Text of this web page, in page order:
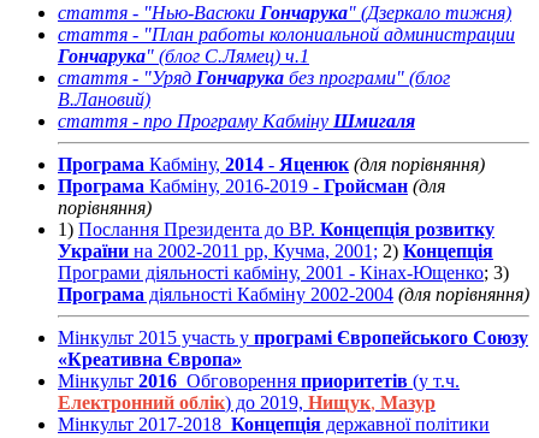
стаття - "Нью-Васюки Гончарука" (Дзеркало тижня)
стаття - "План работы колониальной администрации
Гончарука" (блог С.Лямец) ч.1
стаття - "Уряд Гончарука без програми" (блог
В.Лановий)
стаття - про Програму Кабміну Шмигаля
Програма Кабміну, 2014 - Яценюк (для порівняння)
Програма Кабміну, 2016-2019 - Гройсман (для
порівняння)
1) Послання Президента до ВР. Концепція розвитку
України на 2002-2011 рр, Кучма, 2001; 2) Концепція
Програми діяльності кабміну, 2001 - Кінах-Ющенко; 3)
Програма діяльності Кабміну 2002-2004 (для порівняння)
Мінкульт 2015 участь у програмі Європейського Союзу
«Креативна Європа»
Мінкульт 2016 Обговорення приоритетів (у т.ч.
Електронний облік) до 2019, Нищук, Мазур
Мінкульт 2017-2018 Концепція державної політики